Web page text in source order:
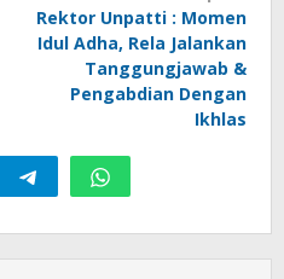
Rektor Unpatti : Momen
Idul Adha, Rela Jalankan
Tanggungjawab &
Pengabdian Dengan
Ikhlas